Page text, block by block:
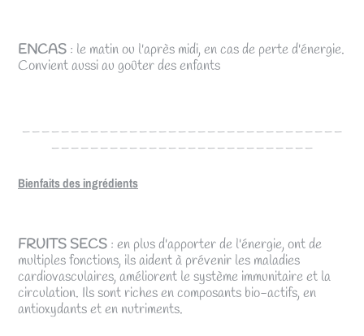
ENCAS : le matin ou l'après midi, en cas de perte d'énergie.
Convient aussi au goûter des enfants
_________________________________
___________________________
Bienfaits des ingrédients
FRUITS SECS : en plus d'apporter de l'énergie, ont de
multiples fonctions, ils aident à prévenir les maladies
cardiovasculaires, améliorent le système immunitaire et la
circulation. Ils sont riches en composants bio-actifs, en
antioxydants et en nutriments.